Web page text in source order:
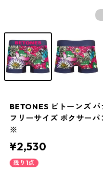
BETONES ビトーンズ
フリーサイズ ボクサー
※
¥2,530
残り1点